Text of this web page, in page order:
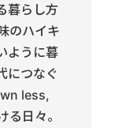
暮らし方
のハイキ
ように暮
につなぐ
less,
日々。